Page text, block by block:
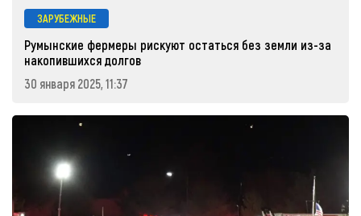
ЗАРУБЕЖНЫЕ
Румынские фермеры рискуют остаться без земли из-за
накопившихся долгов
30 января 2025, 11:37